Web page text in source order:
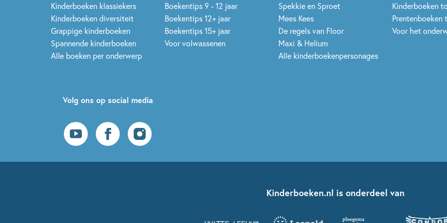
Kinderboeken klassiekers
Kinderboeken diversiteit
Grappige kinderboeken
Spannende kinderboeken
Alle boeken per onderwerp
Boekentips 9 - 12 jaar
Boekentips 12+ jaar
Boekentips 15+ jaar
Voor volwassenen
Spekkie en Sproet
Mees Kees
De regels van Floor
Maxi & Helium
Alle kinderboekenpersonages
Kinderboeken
Prentenboeken
Voor het
Volg ons op social media
Kinderboeken.nl is onderdeel van